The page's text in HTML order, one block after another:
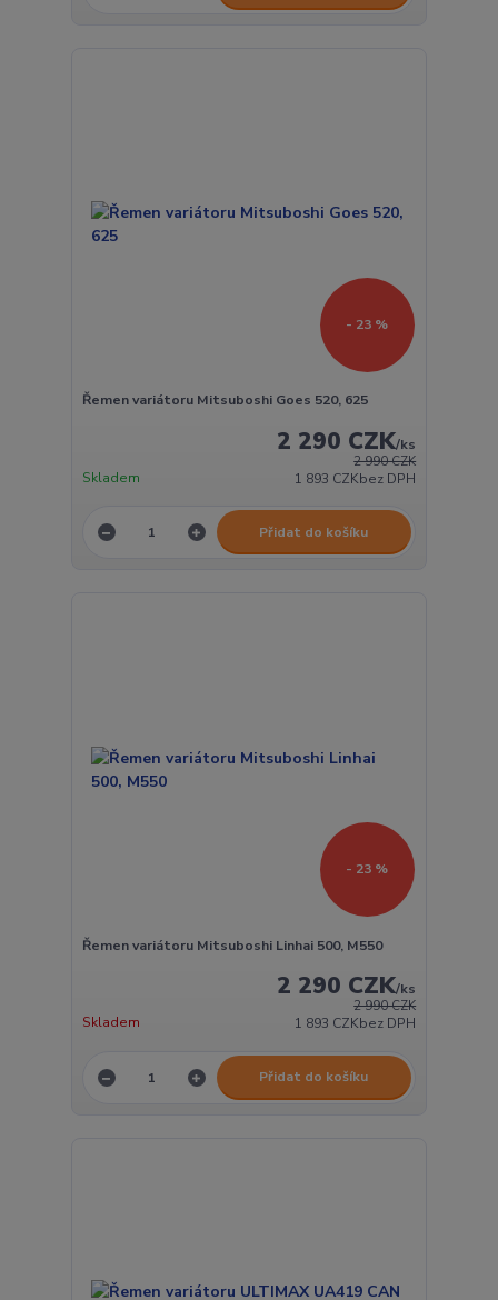
- 23 %
Řemen variátoru Mitsuboshi Goes 520, 625
2 990 CZK
2 290 CZK/ks
1 893 CZKbez DPH
Skladem
Přidat do košíku
- 23 %
Řemen variátoru Mitsuboshi Linhai 500, M550
2 990 CZK
2 290 CZK/ks
1 893 CZKbez DPH
Skladem
Přidat do košíku